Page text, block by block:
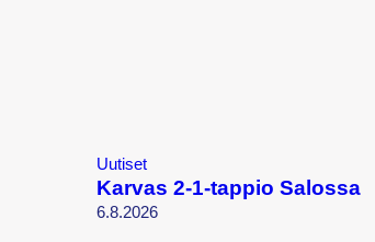
Uutiset
Karvas 2-1-tappio Salossa
6.8.2026